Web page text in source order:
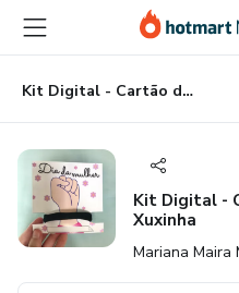
para
conteúdo
principal
para
pagamento
para
rodapé
Kit Digital - Cartão dia das Mulheres - Xuxinha
Kit Digital -
Xuxinha
Mariana Maira